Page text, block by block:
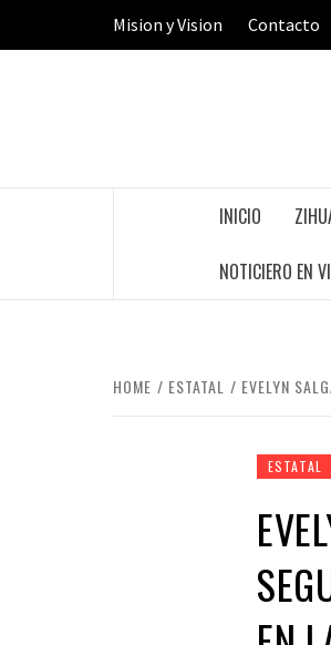
Mision y Vision Contacto
INICIO
NOTICIERO EN
HOME ESTATAL EVELYN
ESTATAL